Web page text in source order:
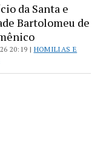
da Santa e
Bartolomeu de
20:19 | HOMILIAS E